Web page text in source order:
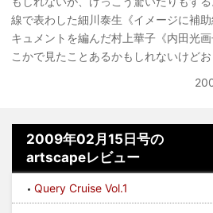
線で表わした細川泰生《イメージに補
キュメントを編んだ村上華子《内田光
こかで見たことあるかもしれないけどお
2009年02月15日号の
artscapeレビュー
Query Cruise Vol.1